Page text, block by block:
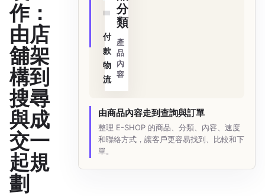
作：
由店
舖架
構到
搜尋
與成
交一
起規
劃
分
類
產
品
內
容
付
款
物
流
由商品內容走到查詢與訂單
整理 E-SHOP 的商品、分類、內容、速度
和聯絡方式，讓客戶更容易找到、比較和下
單。